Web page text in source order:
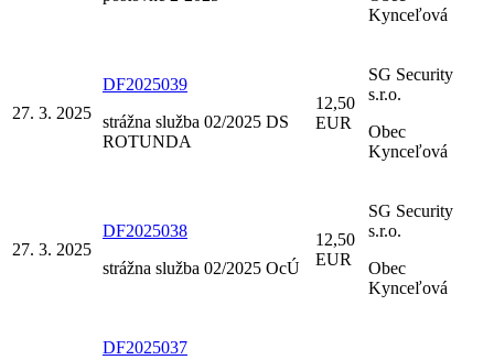
Kynceľová
27. 3. 2025
DF2025039
strážna služba 02/2025 DS
ROTUNDA
12,50
EUR
SG Security
s.r.o.
Obec
Kynceľová
27. 3. 2025
DF2025038
strážna služba 02/2025 OcÚ
12,50
EUR
SG Security
s.r.o.
Obec
Kynceľová
DF2025037